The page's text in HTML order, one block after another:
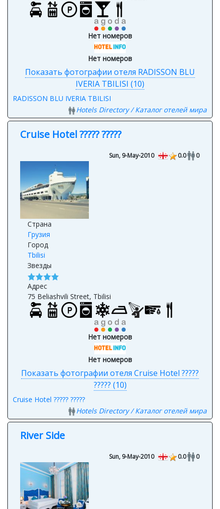
Нет номеров
Нет номеров
Показать фотографии отеля RADISSON BLU
IVERIA TBILISI (10)
RADISSON BLU IVERIA TBILISI
Hotels Directory / Каталог отелей мира
Cruise Hotel ????? ?????
Грузия
Город
Tbilisi
Звезды
Адрес
75 Beliashvili Street, Tbilisi
Нет номеров
Нет номеров
Показать фотографии отеля Cruise Hotel ?????
????? (10)
Hotels Directory / Каталог отелей мира
River Side